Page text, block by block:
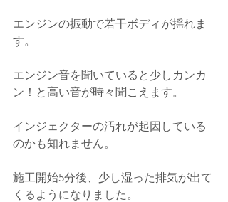
エンジンの振動で若干ボディが揺れま
す。
エンジン音を聞いていると少しカンカ
ン！と高い音が時々聞こえます。
インジェクターの汚れが起因している
のかも知れません。
施工開始5分後、少し湿った排気が出て
くるようになりました。